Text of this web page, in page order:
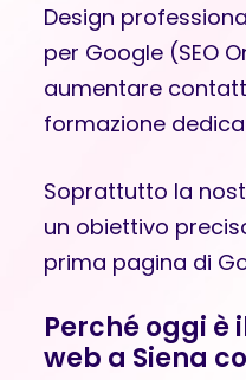
Design
per Google (SEO
aumentare
formazione
Soprattutto la
un obiettivo
prima pagina di
Perché oggi è
web a Siena